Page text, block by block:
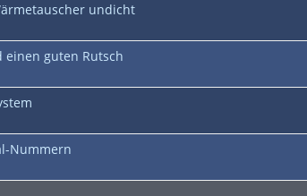
undicht
einen guten Rutsch
Nummern